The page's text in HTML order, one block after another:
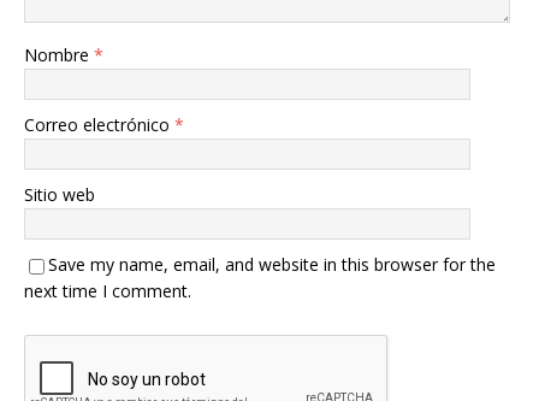
Nombre *
Correo electrónico *
Sitio web
Save my name, email, and website in this browser for the
next time I comment.